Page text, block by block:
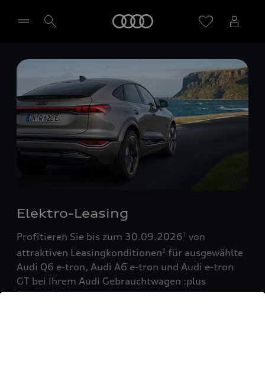
Händler wählen
Elektro-Leasing
Profitieren Sie bis zum 30.09.20261 von
attraktiven Leasingkonditionen2 für ausgewählte
Audi Q6 e-tron, Audi A6 e-tron und Audi e-tron
GT bei Ihrem Audi Gebrauchtwagen :plus
Partner!